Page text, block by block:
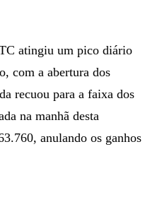
atingiu um pico diário
com a abertura dos
recuou para a faixa dos
na manhã desta
anulando os ganhos